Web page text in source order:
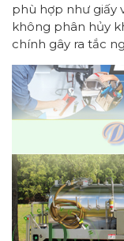
phù hợp như giấy
không phân hủy
chính gây ra tắc